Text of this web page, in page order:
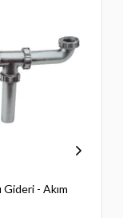
- Akım